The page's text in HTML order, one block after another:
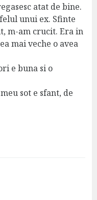
atat de bine.
unui ex. Sfinte
m-am crucit. Era in
mai veche o avea
e buna si o
sot e sfant, de